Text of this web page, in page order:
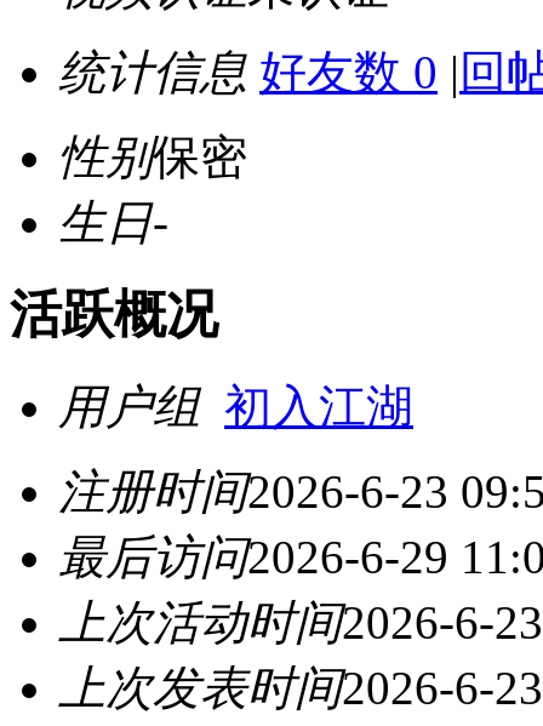
统计信息 好友数 0 | 回
性别保密
生日-
活跃概况
用户组 初入江湖
注册时间2026-6-23
最后访问2026-6-29
上次活动时间2026-6-
上次发表时间2026-6-